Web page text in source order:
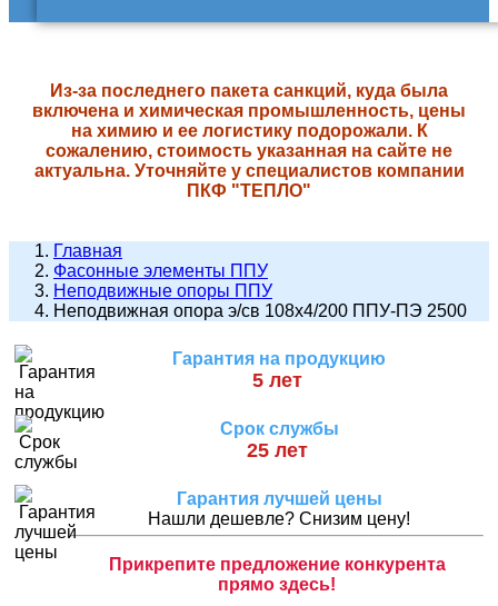
Из-за последнего пакета санкций, куда была
включена и химическая промышленность, цены
на химию и ее логистику подорожали. К
сожалению, стоимость указанная на сайте не
актуальна. Уточняйте у специалистов компании
ПКФ "ТЕПЛО"
Главная
Фасонные элементы ППУ
Неподвижные опоры ППУ
Неподвижная опора э/св 108х4/200 ППУ-ПЭ 2500
Гарантия на продукцию
5 лет
Срок службы
25 лет
Гарантия лучшей цены
Нашли дешевле? Снизим цену!
Прикрепите предложение конкурента
прямо здесь!